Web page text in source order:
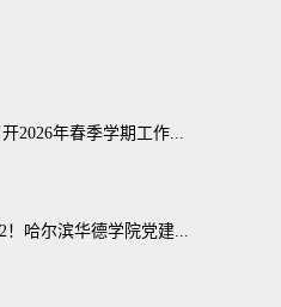
2026年春季学期工作...
哈尔滨华德学院党建...